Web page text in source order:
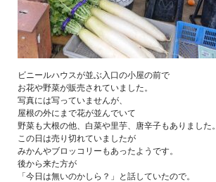
ビニールハウスが並ぶ入口の小屋の前で
お花や野菜が販売されていました。
写真には写っていませんが、
屋根の外にまで花が並んでいて
野菜も大根の他、白菜や里芋、唐辛子もありました。
この日は売り切れていましたが
みかんやブロッコリーもあったようです。
後から来た方が
「今日は無いのかしら？」と話していたので。